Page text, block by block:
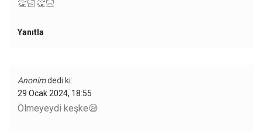
👏🏻👏🏻
Yanıtla
Anonimdedi ki:
29 Ocak 2024, 18:55
Ölmeyeydi keşke😪